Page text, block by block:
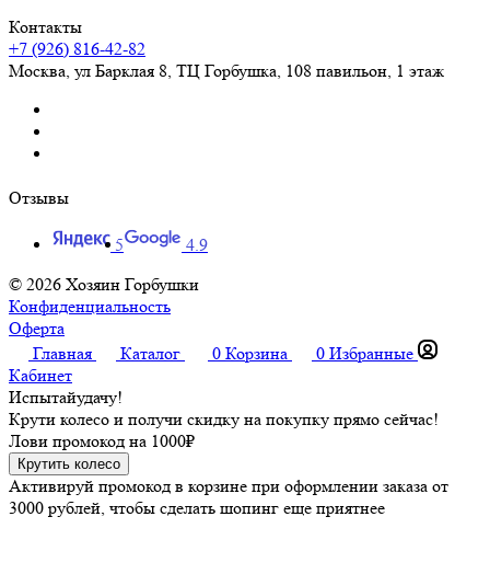
Контакты
+7 (926) 816-42-82
Москва, ул Барклая 8, ТЦ Горбушка, 108 павильон, 1 этаж
Отзывы
5
4.9
© 2026 Хозяин Горбушки
Конфиденциальность
Оферта
Главная
Каталог 0 Корзина 0 Избранные
Кабинет
Испытайудачу!
Крути колесо и получи скидку на покупку прямо сейчас!
Лови промокод на 1000₽
Крутить колесо
Активируй промокод в корзине при оформлении заказа от
3000 рублей, чтобы сделать шопинг еще приятнее